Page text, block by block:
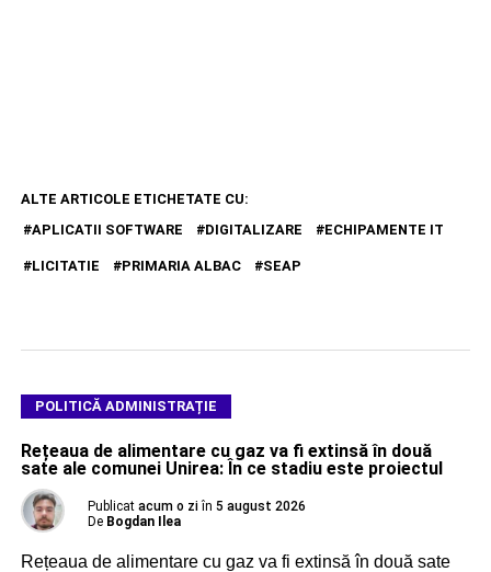
ALTE ARTICOLE ETICHETATE CU:
APLICATII SOFTWARE
DIGITALIZARE ECHIPAMENTE IT
LICITATIE PRIMARIA ALBAC SEAP
POLITICĂ ADMINISTRAȚIE
Rețeaua de alimentare cu gaz va fi extinsă în două
sate ale comunei Unirea: În ce stadiu este proiectul
Publicat acum o zi în 5 august 2026
De Bogdan Ilea
Rețeaua de alimentare cu gaz va fi extinsă în două sate